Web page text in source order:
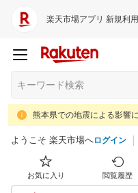
楽天市場アプリ 新規利
熊本県での地震による影響
ようこそ 楽天市場へログイン
お気に入り 閲覧履歴